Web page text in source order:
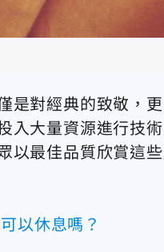
是對經典的致敬，
入大量資源進行技
以最佳品質欣賞這些
以休息嗎？